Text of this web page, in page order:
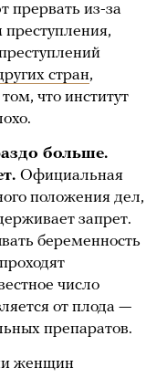
прервать из-за
преступления,
стран,
что институт
больше.
Официальная
положения дел,
запрет.
беременность
число
от плода —
препаратов.
женщин